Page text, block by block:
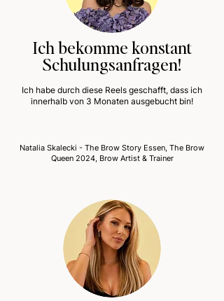
Ich bekomme konstant
Schulungsanfragen!
Ich habe durch diese Reels geschafft, dass ich
innerhalb von 3 Monaten ausgebucht bin!
Natalia Skalecki - The Brow Story Essen, The Brow
Queen 2024, Brow Artist & Trainer